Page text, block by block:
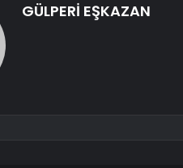
GÜLPERİ EŞKAZAN